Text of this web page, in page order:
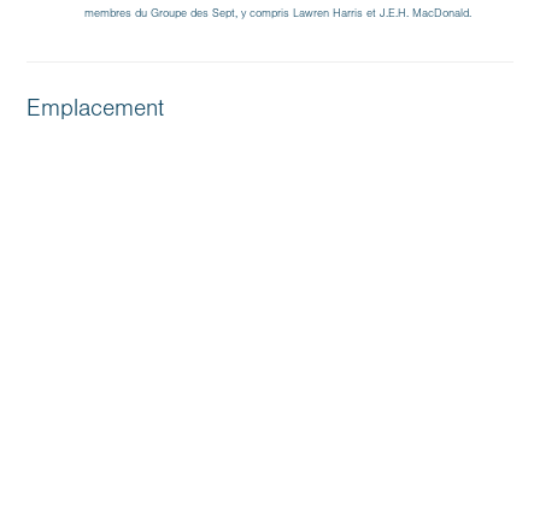
membres du Groupe des Sept, y compris Lawren Harris et J.E.H. MacDonald.
Emplacement